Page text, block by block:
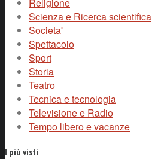
Religione
Scienza e Ricerca scientifica
Societa'
Spettacolo
Sport
Storia
Teatro
Tecnica e tecnologia
Televisione e Radio
Tempo libero e vacanze
I più visti